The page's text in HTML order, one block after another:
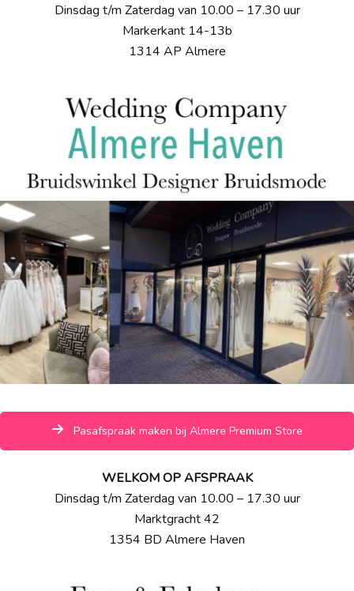
Dinsdag t/m Zaterdag van 10.00 – 17.30 uur
Markerkant 14-13b
1314 AP Almere
Pasafspraak maken bij Almere Premium Store
WELKOM OP AFSPRAAK
Dinsdag t/m Zaterdag van 10.00 – 17.30 uur
Marktgracht 42
1354 BD Almere Haven